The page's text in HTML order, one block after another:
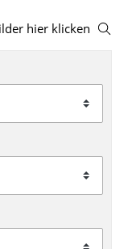
hier klicken